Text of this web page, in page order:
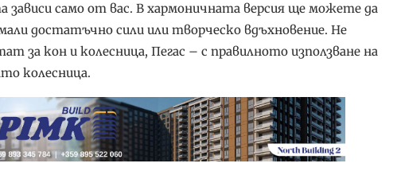
зависи само от вас. В хармоничната версия ще можете да
достатъчно сили или творческо вдъхновение. Не
за кон и колесница, Пегас – с правилното използване на
колесница.